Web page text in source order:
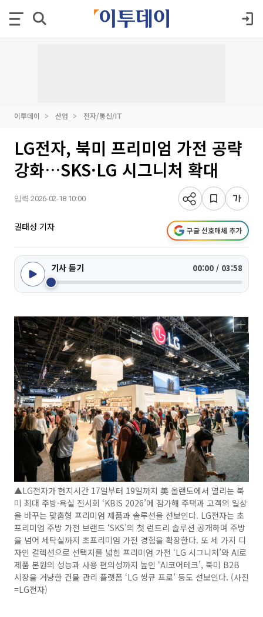
이투데이 산업 전자/통신/IT
LG전자, 북미 프리미엄 가전 공략
강화…SKS·LG 시그니처 확대
입력 2026-02-18 10:00
권태성 기자 구글 선호매체 추가
기사 듣기 00:00 / 03:58
▲LG전자가 현지시간 17일부터 19일까지 美 올랜도에서 열리는 북
미 최대 주방·욕실 전시회 ‘KBIS 2026’에 참가해 주택과 고객의 일상
을 바꾸는 맞춤형 프리미엄 제품과 솔루션을 선보인다. LG전자는 초
프리미엄 주방 가전 브랜드 ‘SKS’의 첫 런드리 솔루션 공개하며 주방
을 넘어 세탁실까지 초프리미엄 가전 경험을 확장한다. 또 세 가지 디
자인 컬렉션으로 선택지를 넓힌 프리미엄 가전 ‘LG 시그니처’와 AI로
제품 본원의 성능과 사용 편의성까지 높인 ‘AI코어테크’, 북미 B2B
시장을 겨냥한 건물 관리 플랫폼 ‘LG 씽큐 프로’ 등도 선보인다. (사진
=LG전자)